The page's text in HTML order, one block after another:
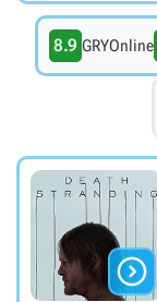
8.9 GRYOnline
